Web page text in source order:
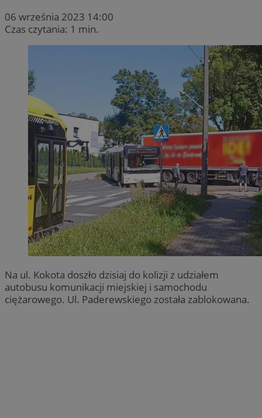
06 września 2023 14:00
Czas czytania: 1 min.
Na ul. Kokota doszło dzisiaj do kolizji z udziałem
autobusu komunikacji miejskiej i samochodu
ciężarowego. Ul. Paderewskiego została zablokowana.